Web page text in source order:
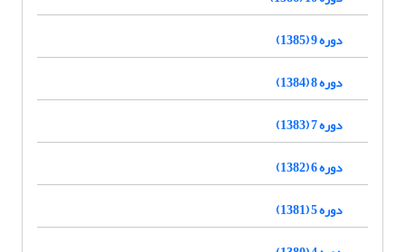
دوره 9 (1385)
دوره 8 (1384)
دوره 7 (1383)
دوره 6 (1382)
دوره 5 (1381)